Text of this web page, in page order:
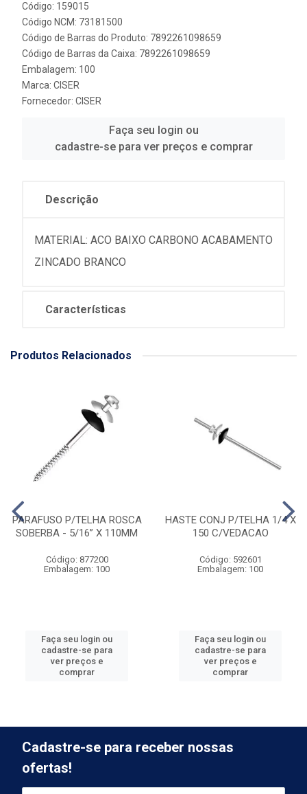
Código: 159015
Código NCM: 73181500
Código de Barras do Produto: 7892261098659
Código de Barras da Caixa: 7892261098659
Embalagem: 100
Marca: CISER
Fornecedor: CISER
Faça seu login ou
cadastre-se para ver preços e comprar
Descrição
MATERIAL: ACO BAIXO CARBONO ACABAMENTO
ZINCADO BRANCO
Características
Produtos Relacionados
PARAFUSO P/TELHA ROSCA
SOBERBA - 5/16” X 110MM
Código: 877200
Embalagem: 100
Faça seu login ou
cadastre-se para
ver preços e
comprar
HASTE CONJ P/TELHA 1/4 X
150 C/VEDACAO
Código: 592601
Embalagem: 100
Faça seu login ou
cadastre-se para
ver preços e
comprar
Cadastre-se para receber nossas
ofertas!